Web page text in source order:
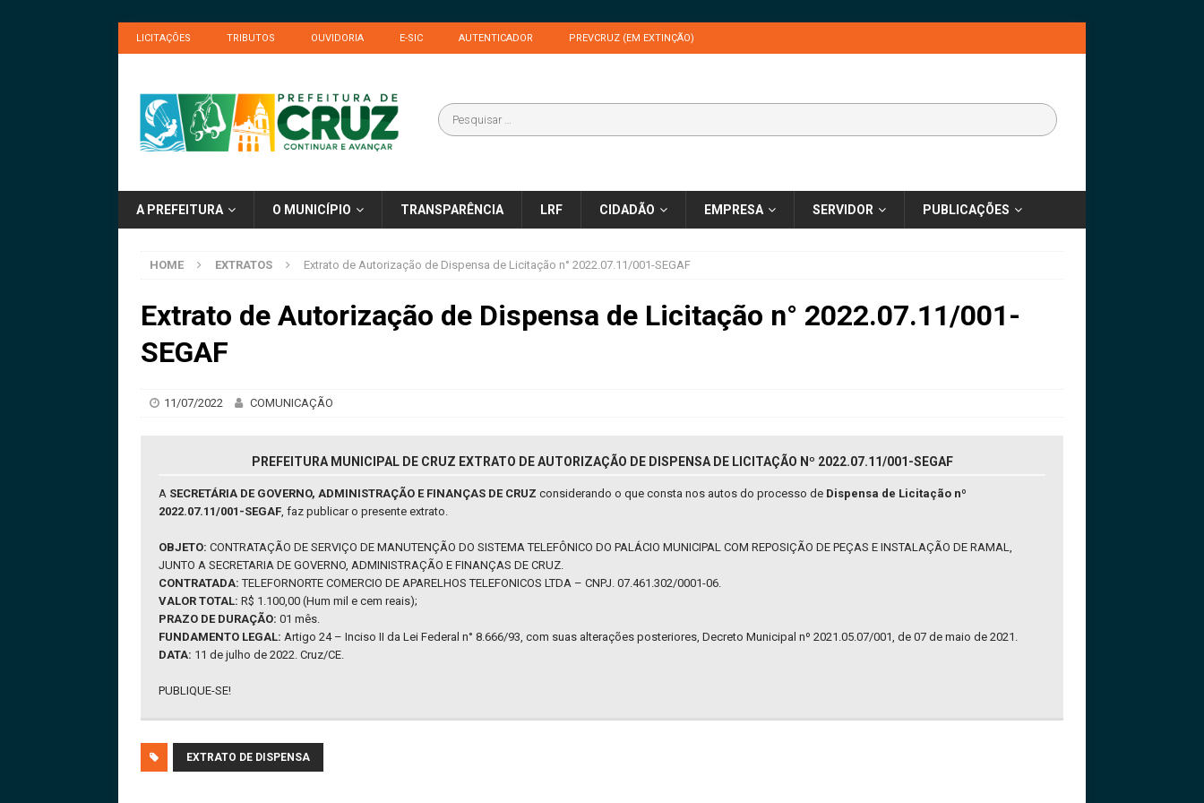
LICITAÇÕES TRIBUTOS OUVIDORIA E-SIC AUTENTICADOR PREVCRUZ (EM EXTINÇÃO)
A PREFEITURA O MUNICÍPIO TRANSPARÊNCIA LRF CIDADÃO EMPRESA SERVIDOR PUBLICAÇÕES
HOME EXTRATOS Extrato de Autorização de Dispensa de Licitação n° 2022.07.11/001-SEGAF
Extrato de Autorização de Dispensa de Licitação n° 2022.07.11/001-
SEGAF
11/07/2022 COMUNICAÇÃO
PREFEITURA MUNICIPAL DE CRUZ EXTRATO DE AUTORIZAÇÃO DE DISPENSA DE LICITAÇÃO Nº 2022.07.11/001-SEGAF
A SECRETÁRIA DE GOVERNO, ADMINISTRAÇÃO E FINANÇAS DE CRUZ considerando o que consta nos autos do processo de Dispensa de Licitação nº
2022.07.11/001-SEGAF, faz publicar o presente extrato.
OBJETO: CONTRATAÇÃO DE SERVIÇO DE MANUTENÇÃO DO SISTEMA TELEFÔNICO DO PALÁCIO MUNICIPAL COM REPOSIÇÃO DE PEÇAS E INSTALAÇÃO DE RAMAL,
JUNTO A SECRETARIA DE GOVERNO, ADMINISTRAÇÃO E FINANÇAS DE CRUZ.
CONTRATADA: TELEFORNORTE COMERCIO DE APARELHOS TELEFONICOS LTDA – CNPJ. 07.461.302/0001-06.
VALOR TOTAL: R$ 1.100,00 (Hum mil e cem reais);
PRAZO DE DURAÇÃO: 01 mês.
FUNDAMENTO LEGAL: Artigo 24 – Inciso II da Lei Federal n° 8.666/93, com suas alterações posteriores, Decreto Municipal nº 2021.05.07/001, de 07 de maio de 2021.
DATA: 11 de julho de 2022. Cruz/CE.
PUBLIQUE-SE!
EXTRATO DE DISPENSA